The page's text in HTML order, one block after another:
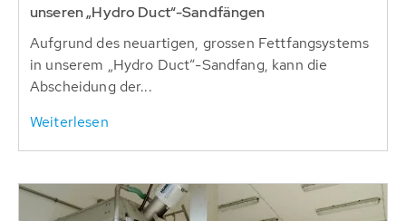
unseren „Hydro Duct“-Sandfängen
Aufgrund des neuartigen, grossen Fettfangsystems
in unserem „Hydro Duct“-Sandfang, kann die
Abscheidung der...
Weiterlesen